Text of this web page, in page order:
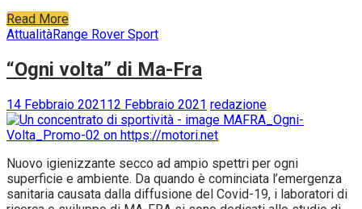
Read More
AttualitàRange Rover Sport
“Ogni volta” di Ma-Fra
14 Febbraio 202112 Febbraio 2021 redazione
Nuovo igienizzante secco ad ampio spettri per ogni
superficie e ambiente. Da quando è cominciata l’emergenza
sanitaria causata dalla diffusione del Covid-19, i laboratori di